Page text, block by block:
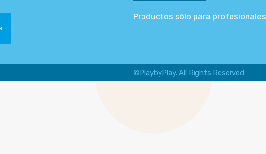
Productos sólo para profesionales
©PlaybyPlay. All Rights Reserved